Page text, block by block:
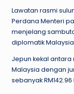
Lawatan rasmi
Perdana Menteri
menjelang
diplomatik
Jepun kekal
Malaysia dengan
sebanyak